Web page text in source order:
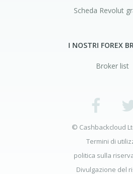
Scheda Revolut
I NOSTRI FOREX
Broker list
© Cashbackcloud
Termini di
politica sulla
Divulgazione del